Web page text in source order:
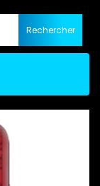
Rechercher